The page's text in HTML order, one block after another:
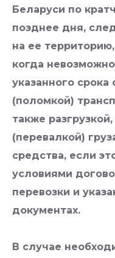
Беларуси по
позднее дня,
на ее
когда
указанного
(поломкой)
также
(перевалкой)
средства, если
условиями
перевозки и
документах.
В случае